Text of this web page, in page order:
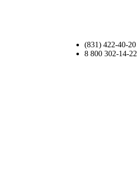
(831) 422-40-20
8 800 302-14-22